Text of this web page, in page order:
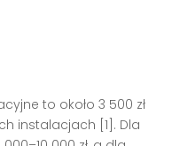
to około 3 500 zł
instalacjach [1]. Dla